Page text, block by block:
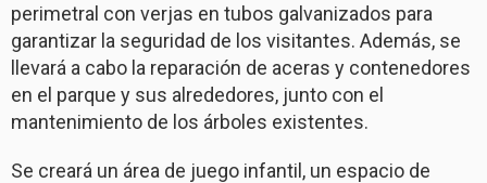
perimetral con verjas en tubos galvanizados para
garantizar la seguridad de los visitantes. Además, se
llevará a cabo la reparación de aceras y contenedores
en el parque y sus alrededores, junto con el
mantenimiento de los árboles existentes.
Se creará un área de juego infantil, un espacio de